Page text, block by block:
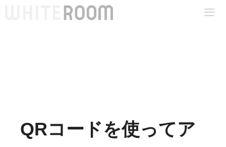
QRコードを使ってア